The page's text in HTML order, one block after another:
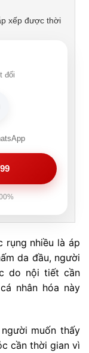
xếp được thời
đối
nhiều là áp
da đầu, người
do nội tiết cần
nhân hóa này
muốn thấy
cần thời gian vì